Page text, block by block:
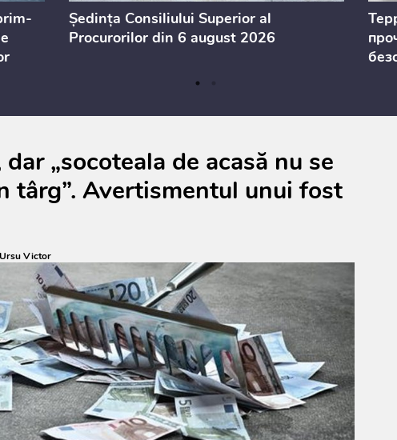
Ședința Consiliului Superior al
Procurorilor din 6 august 2026
„socoteala de acasă nu se
târg”. Avertismentul unui fost
Ursu Victor